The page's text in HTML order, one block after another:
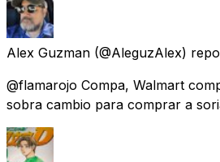
Alex Guzman (@AleguzAlex)
@flamarojo Compa, Walmart
sobra cambio para comprar a